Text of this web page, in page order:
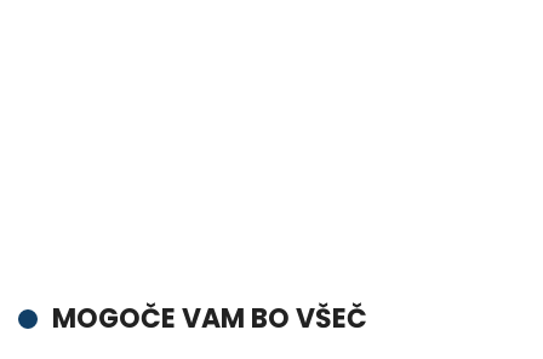
MOGOČE VAM BO VŠEČ